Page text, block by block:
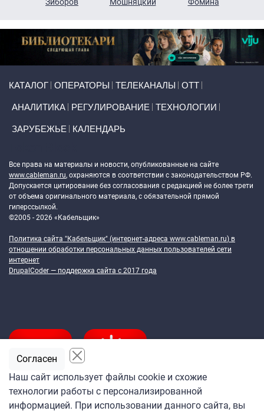
КАТАЛОГ ОПЕРАТОРЫ ТЕЛЕКАНАЛЫ ОТТ
АНАЛИТИКА РЕГУЛИРОВАНИЕ ТЕХНОЛОГИИ
ЗАРУБЕЖЬЕ КАЛЕНДАРЬ
Все права на материалы и новости, опубликованные на сайте
www.cableman.ru, охраняются в соответствии с законодательством РФ.
Допускается цитирование без согласования с редакцией не более трети
от объема оригинального материала, с обязательной прямой
гиперссылкой.
©2005 - 2026 «Кабельщик»
Политика сайта "Кабельщик" (интернет-адреса www.cableman.ru) в
отношении обработки персональных данных пользователей сети
интернет
DrupalCoder — поддержка сайта c 2017 года
Подпишитесь
Наш сайт использует файлы cookie и схожие
технологии работы с персонализированной
информацией. При использовании данного сайта, вы
Согласен